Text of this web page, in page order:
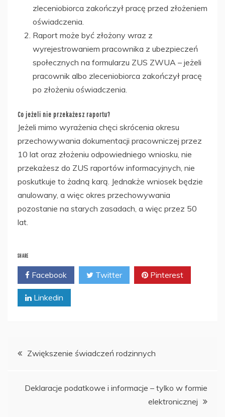
zleceniobiorca zakończył pracę przed złożeniem
oświadczenia.
Raport może być złożony wraz z
wyrejestrowaniem pracownika z ubezpieczeń
społecznych na formularzu ZUS ZWUA – jeżeli
pracownik albo zleceniobiorca zakończył pracę
po złożeniu oświadczenia.
Co jeżeli nie przekażesz raportu?
Jeżeli mimo wyrażenia chęci skrócenia okresu
przechowywania dokumentacji pracowniczej przez
10 lat oraz złożeniu odpowiedniego wniosku, nie
przekażesz do ZUS raportów informacyjnych, nie
poskutkuje to żadną karą. Jednakże wniosek będzie
anulowany, a więc okres przechowywania
pozostanie na starych zasadach, a więc przez 50
lat.
SHARE
Facebook Twitter Pinterest
Linkedin
Nawigacja
Zwiększenie świadczeń rodzinnych
Deklaracje podatkowe i informacje – tylko w formie
elektronicznej